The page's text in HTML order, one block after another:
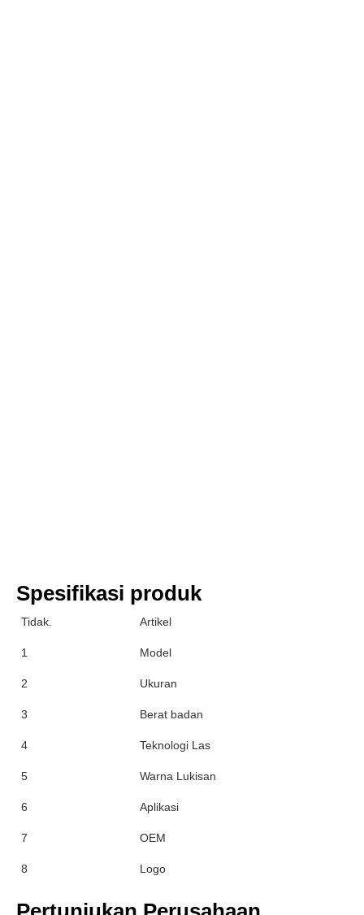
Spesifikasi produk
Tidak. Artikel
1 Model
2 Ukuran
3 Berat badan
4 Teknologi Las
5 Warna Lukisan
6 Aplikasi
7 OEM
8 Logo